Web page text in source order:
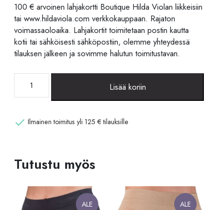
100 € arvoinen lahjakortti Boutique Hilda Violan liikkeisiin
tai www.hildaviola.com verkkokauppaan. Rajaton
voimassaoloaika. Lahjakortit toimitetaan postin kautta
kotii tai sähköisesti sähköpostiin, olemme yhteydessä
tilauksen jälkeen ja sovimme halutun toimitustavan.
100€
Lisää koriin
Ilmainen toimitus yli 125 € tilauksille
Tutustu myös
ALE ALE